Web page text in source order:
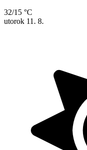
32/15 °C
utorok 11. 8.